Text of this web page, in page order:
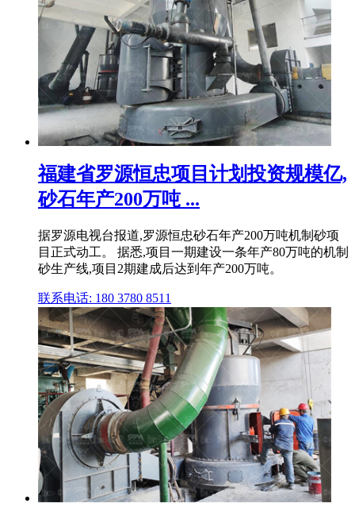
福建省罗源恒忠项目计划投资规模亿,
砂石年产200万吨 ...
据罗源电视台报道,罗源恒忠砂石年产200万吨机制砂项
目正式动工。 据悉,项目一期建设一条年产80万吨的机制
砂生产线,项目2期建成后达到年产200万吨。
联系电话: 180 3780 8511